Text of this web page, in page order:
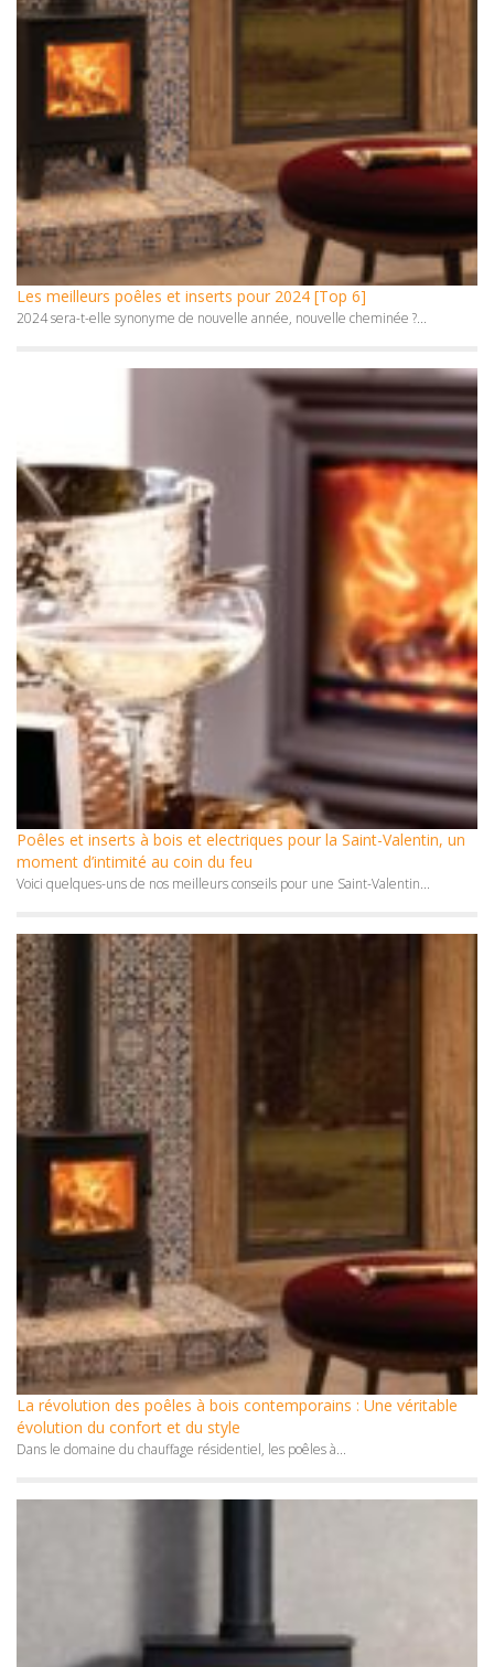
Les meilleurs poêles et inserts pour 2024 [Top 6]
2024 sera-t-elle synonyme de nouvelle année, nouvelle cheminée ?...
Poêles et inserts à bois et electriques pour la Saint-Valentin, un
moment d’intimité au coin du feu
Voici quelques-uns de nos meilleurs conseils pour une Saint-Valentin...
La révolution des poêles à bois contemporains : Une véritable
évolution du confort et du style
Dans le domaine du chauffage résidentiel, les poêles à...